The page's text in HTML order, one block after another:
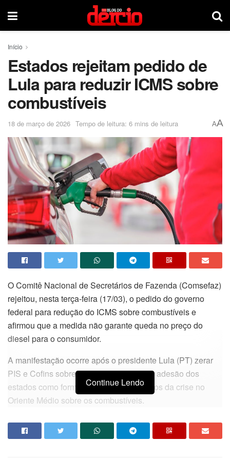
Início
Estados rejeitam pedido de
Lula para reduzir ICMS sobre
combustíveis
18 de março de 2026 Tempo de leitura: 6 mins de leitura AA
O Comitê Nacional de Secretários de Fazenda (Comsefaz)
rejeitou, nesta terça-feira (17/03), o pedido do governo
federal para redução do ICMS sobre combustíveis e
afirmou que a medida não garante queda no preço do
diesel para o consumidor.
A manifestação ocorre após o presidente Lula (PT) zerar
PIS e Cofins sobre o diesel e defender a adesão dos
estados como forma de conter os impactos da crise no
Oriente Médio sobre os combustíveis.
Em nota, o Comsefaz sustenta que não há evidência de
que cortes de tributos sejam repassados ao consumidor
Continue Lendo